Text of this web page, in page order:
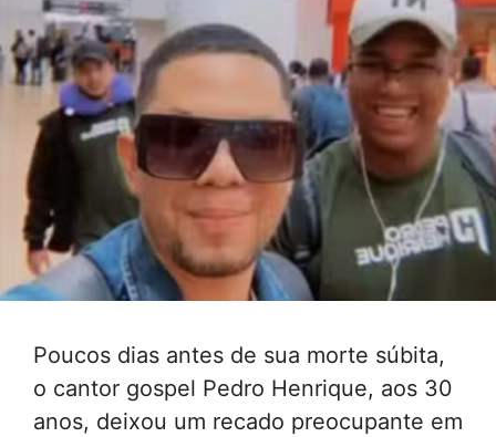
Poucos dias antes de sua morte súbita,
o cantor gospel Pedro Henrique, aos 30
anos, deixou um recado preocupante em